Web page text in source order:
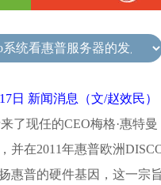
日 新闻消息（文/赵效民）
了现任的CEO梅格·惠特
并在2011年惠普欧洲
惠普的硬件基因，这一宗